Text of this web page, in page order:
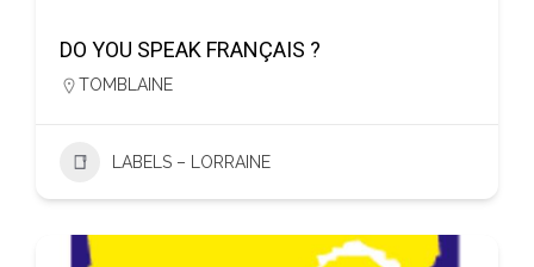
DO YOU SPEAK FRANÇAIS ?
TOMBLAINE
LABELS – LORRAINE